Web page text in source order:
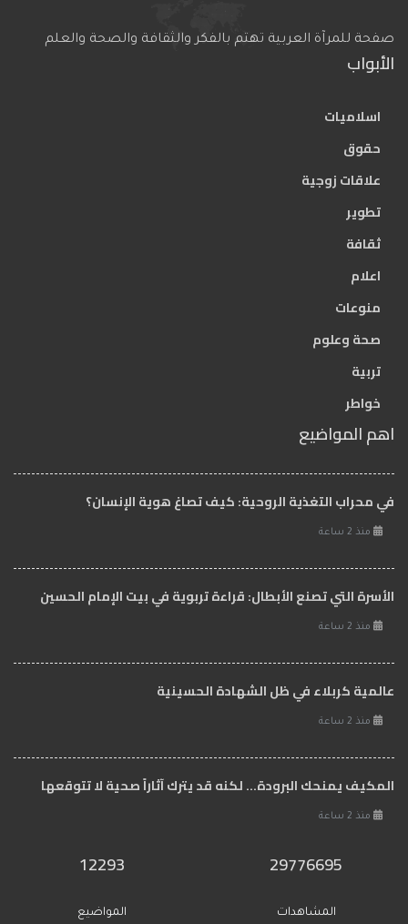
صفحة للمرآة العربية تهتم بالفكر والثقافة والصحة والعلم
الأبواب
اسلاميات
حقوق
علاقات زوجية
تطوير
ثقافة
اعلام
منوعات
صحة وعلوم
تربية
خواطر
اهم المواضيع
في محراب التغذية الروحية: كيف تصاغ هوية الإنسان؟
منذ 2 ساعة
الأسرة التي تصنع الأبطال: قراءة تربوية في بيت الإمام الحسين
منذ 2 ساعة
عالمية كربلاء في ظل الشهادة الحسينية
منذ 2 ساعة
المكيف يمنحك البرودة... لكنه قد يترك آثاراً صحية لا تتوقعها
منذ 2 ساعة
29776695
المشاهدات
12293
المواضيع